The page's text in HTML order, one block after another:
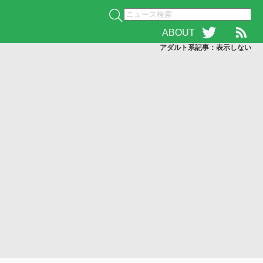
ABOUT
アダルト系記事：表示しない